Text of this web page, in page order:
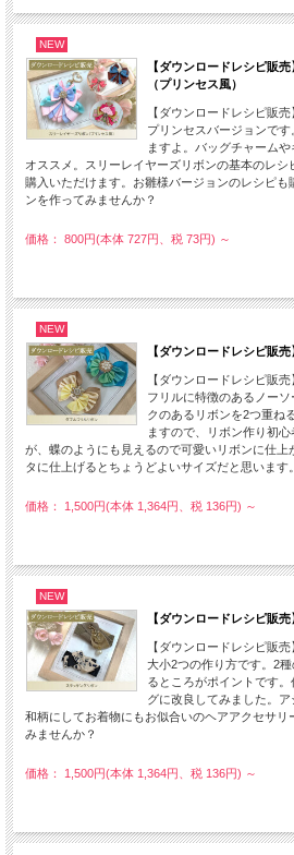
NEW
【ダウンロードレシピ販
（プリンセス風）
【ダウンロードレシピ販
プリンセスバージョンで
ますよ。バッグチャーム
オススメ。スリーレイヤーズリボンの基本のレ
購入いただけます。お雛様バージョンのレシピも
ンを作ってみませんか？
価格： 800円(本体 727円、税 73円) ～
NEW
【ダウンロードレシピ販
【ダウンロードレシピ販
フリルに特徴のあるノー
クのあるリボンを2つ重ね
ますので、リボン作り初
が、蝶のようにも見えるので可愛いリボンに仕上
タに仕上げるとちょうどよいサイズだと思います。
価格： 1,500円(本体 1,364円、税 136円) ～
NEW
【ダウンロードレシピ販
【ダウンロードレシピ販
大小2つの作り方です。2
るところがポイントです
グに改良してみました。ア
和柄にしてお着物にもお似合いのヘアアクセサリ
みませんか？
価格： 1,500円(本体 1,364円、税 136円) ～